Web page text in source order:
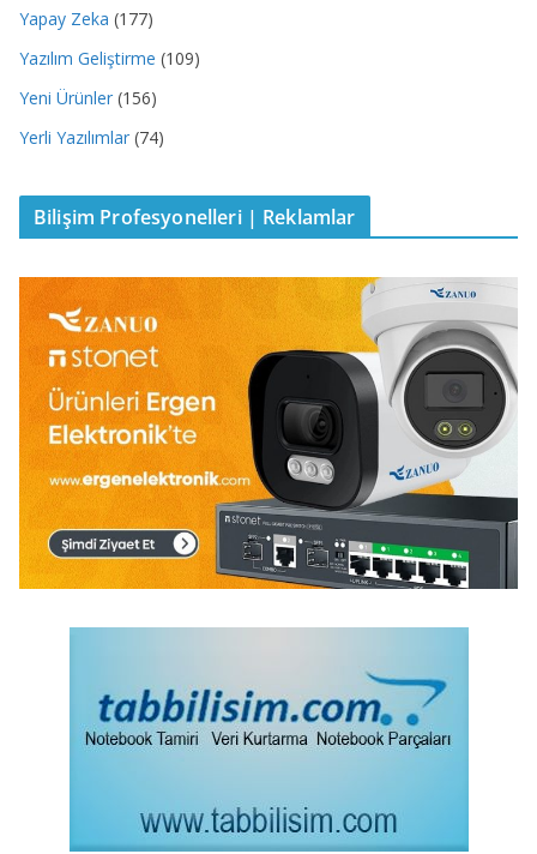
Yapay Zeka (177)
Yazılım Geliştirme (109)
Yeni Ürünler (156)
Yerli Yazılımlar (74)
Bilişim Profesyonelleri | Reklamlar